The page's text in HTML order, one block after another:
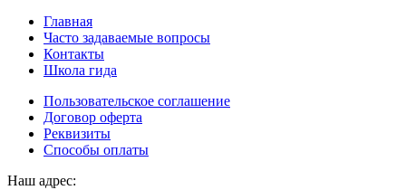
Главная
Часто задаваемые вопросы
Контакты
Школа гида
Пользовательское соглашение
Договор оферта
Реквизиты
Способы оплаты
Наш адрес: